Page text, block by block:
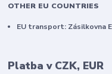
OTHER EU COUNTRIES
EU transport: Zásilkovna
Platba v CZK, EUR